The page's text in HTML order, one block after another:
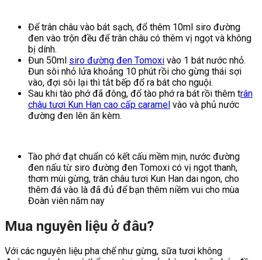
Để trân châu vào bát sạch, đổ thêm 10ml siro đường
đen vào trộn đều để trân châu có thêm vị ngọt và không
bị dính.
Đun 50ml siro đường đen Tomoxi vào 1 bát nước nhỏ.
Đun sôi nhỏ lửa khoảng 10 phút rồi cho gừng thái sợi
vào, đợi sôi lại thì tắt bếp đổ ra bát cho nguội.
Sau khi tào phớ đã đông, đổ tào phớ ra bát rồi thêm trân
châu tươi Kun Han cao cấp caramel vào và phủ nước
đường đen lên ăn kèm.
Tào phớ đạt chuẩn có kết cấu mềm mịn, nước đường
đen nấu từ siro đường đen Tomoxi có vị ngọt thanh,
thơm mùi gừng, trân châu tươi Kun Han dai ngon, cho
thêm đá vào là đã đủ để bạn thêm niềm vui cho mùa
Đoàn viên năm nay
Mua nguyên liệu ở đâu?
Với các nguyên liệu pha chế như gừng, sữa tươi không